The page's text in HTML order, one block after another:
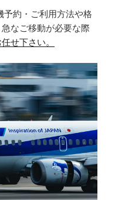
予約・ご利用方法や格
なご移動が必要な際
せ下さい。